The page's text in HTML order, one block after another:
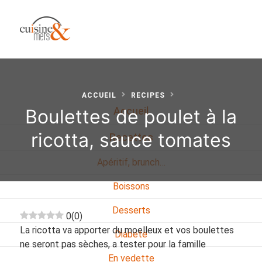
Accueil
Recettes
Apéritif, brunch…
Boissons
Desserts
Diabete
En vedette
ACCUEIL RECIPES
Boulettes de poulet à la
ricotta, sauce tomates
0(0)
La ricotta va apporter du moelleux et vos boulettes
ne seront pas sèches, a tester pour la famille